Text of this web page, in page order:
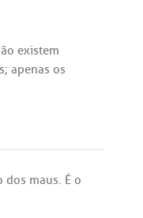
existem
; apenas os
dos maus. É o